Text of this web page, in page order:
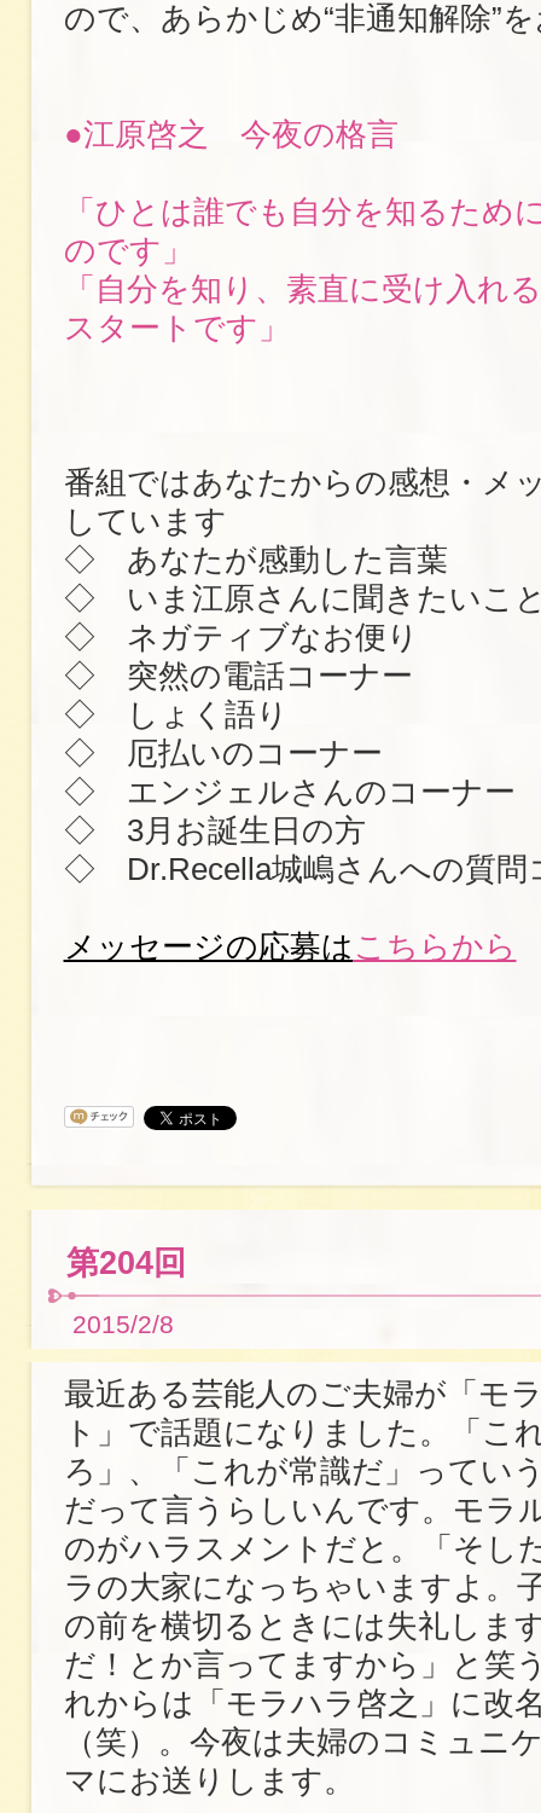
ので、あらかじめ“非通知解除”
●江原啓之 今夜の格言
「ひとは誰でも自分を知るため
のです」
「自分を知り、素直に受け入れ
スタートです」
番組ではあなたからの感想・メ
しています
◇ あなたが感動した言葉
◇ いま江原さんに聞きたいこ
◇ ネガティブなお便り
◇ 突然の電話コーナー
◇ しょく語り
◇ 厄払いのコーナー
◇ エンジェルさんのコーナー
◇ 3月お誕生日の方
◇ Dr.Recella城嶋さんへの質問
メッセージの応募は こちらから
第204回
2015/2/8
最近ある芸能人のご夫婦が「モ
ト」で話題になりました。「こ
ろ」、「これが常識だ」ってい
だって言うらしいんです。モラ
のがハラスメントだと。「そし
ラの大家になっちゃいますよ。
の前を横切るときには失礼しま
だ！とか言ってますから」と笑
れからは「モラハラ啓之」に改
（笑）。今夜は夫婦のコミュニ
マにお送りします。